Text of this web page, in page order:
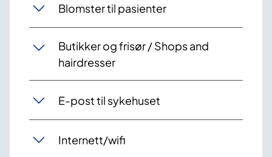
Blomster til pasienter
Butikker og frisør / Shops and
hairdresser
E-post til sykehuset
Internett/wifi